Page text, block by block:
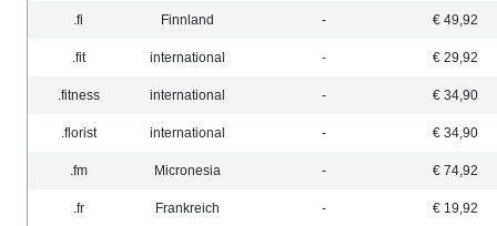
.fi Finnland - € 49,92
.fit international - € 29,92
.fitness international - € 34,90
.florist international - € 34,90
.fm Micronesia - € 74,92
.fr Frankreich - € 19,92